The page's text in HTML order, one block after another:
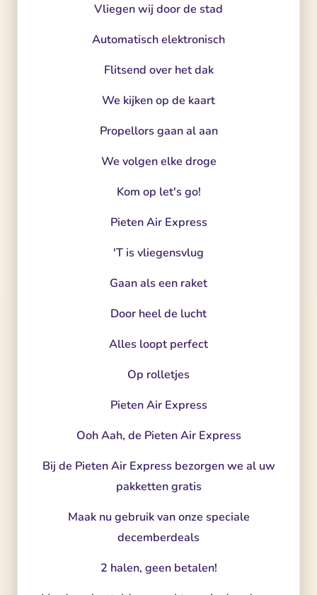
Vliegen wij door de stad
Automatisch elektronisch
Flitsend over het dak
We kijken op de kaart
Propellors gaan al aan
We volgen elke droge
Kom op let's go!
Pieten Air Express
'T is vliegensvlug
Gaan als een raket
Door heel de lucht
Alles loopt perfect
Op rolletjes
Pieten Air Express
Ooh Aah, de Pieten Air Express
Bij de Pieten Air Express bezorgen we al uw
pakketten gratis
Maak nu gebruik van onze speciale
decemberdeals
2 halen, geen betalen!